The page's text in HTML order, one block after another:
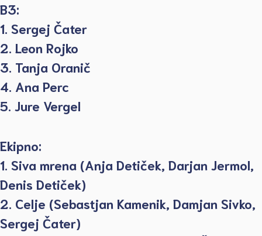
B3:
1. Sergej Čater
2. Leon Rojko
3. Tanja Oranič
4. Ana Perc
5. Jure Vergel
Ekipno:
1. Siva mrena (Anja Detiček, Darjan Jermol,
Denis Detiček)
2. Celje (Sebastjan Kamenik, Damjan Sivko,
Sergej Čater)